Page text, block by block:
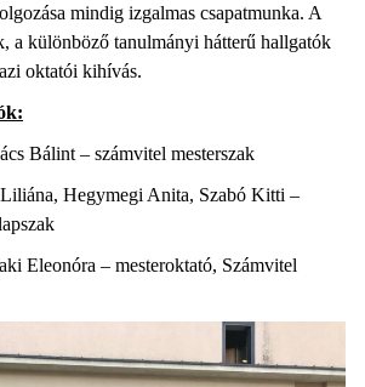
mindig izgalmas csapatmunka. A
a különböző tanulmányi hátterű hallgatók
oktatói kihívás.
Bálint – számvitel mesterszak
Hegymegi Anita, Szabó Kitti –
Eleonóra – mesteroktató, Számvitel